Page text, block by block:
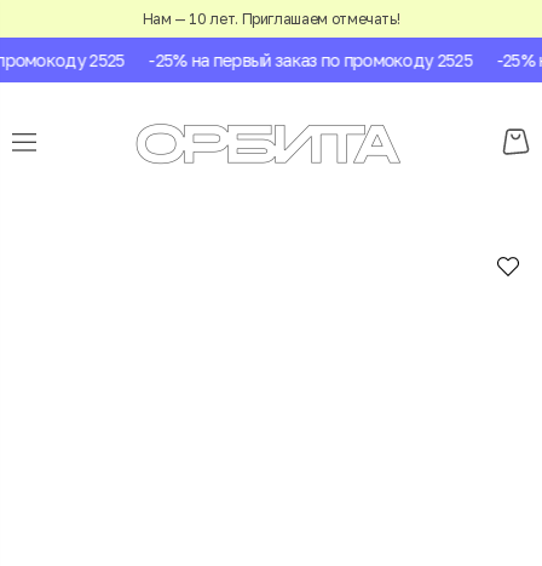
Нам — 10 лет. Приглашаем отмечать!
2525 -25% на первый заказ по промокоду 2525 -25%